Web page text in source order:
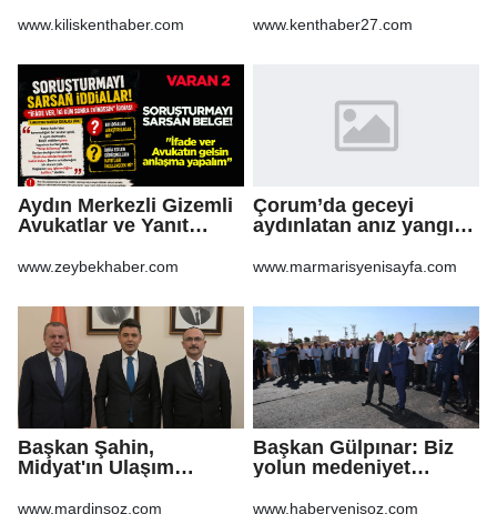
www.kiliskenthaber.com
Yeniden Yapılandırma
www.kenthaber27.com
Aydın Merkezli Gizemli
Avukatlar ve Yanıt
www.zeybekhaber.com
Çorum’da geceyi
aydınlatan anız yangını
www.marmarisyenisayfa.com
Başkan Şahin,
Midyat'ın Ulaşım
Taşıdı
www.mardinsoz.com
Başkan Gülpınar: Biz
yolun medeniyet
www.haberyenisoz.com